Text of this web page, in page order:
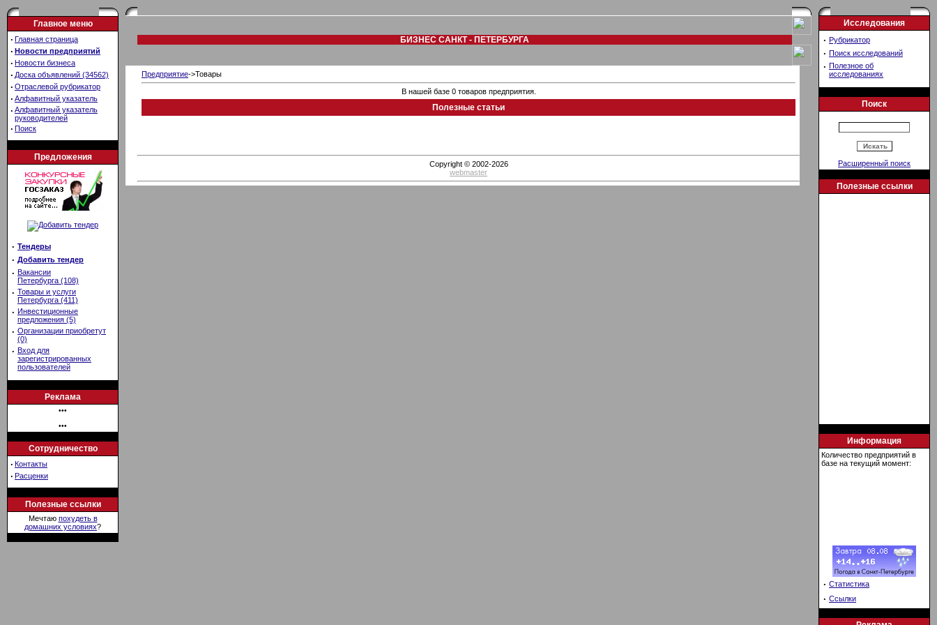
Главное меню
· Главная страница
· Новости предприятий
· Новости бизнеса
· Доска объявлений (34562)
· Отраслевой рубрикатор
· Алфавитный указатель
· Алфавитный указатель
руководителей
· Поиск
Предложения
· Тендеры
· Добавить тендер
· Вакансии
Петербурга (108)
· Товары и услуги
Петербурга (411)
· Инвестиционные
предложения (5)
· Организации приобретут
(0)
· Вход для
зарегистрированных
пользователей
Реклама
•••
•••
Сотрудничество
· Контакты
· Расценки
Полезные ссылки
Мечтаю похудеть в
домашних условиях?
БИЗНЕС САНКТ - ПЕТЕРБУРГА
Предприятие->Товары
В нашей базе 0 товаров предприятия.
Полезные статьи
Copyright © 2002-2026
webmaster
Исследования
· Рубрикатор
· Поиск исследований
· Полезное об
исследованиях
Поиск
Расширенный поиск
Полезные ссылки
Информация
Количество предприятий в
базе на текущий момент:
· Статистика
· Ссылки